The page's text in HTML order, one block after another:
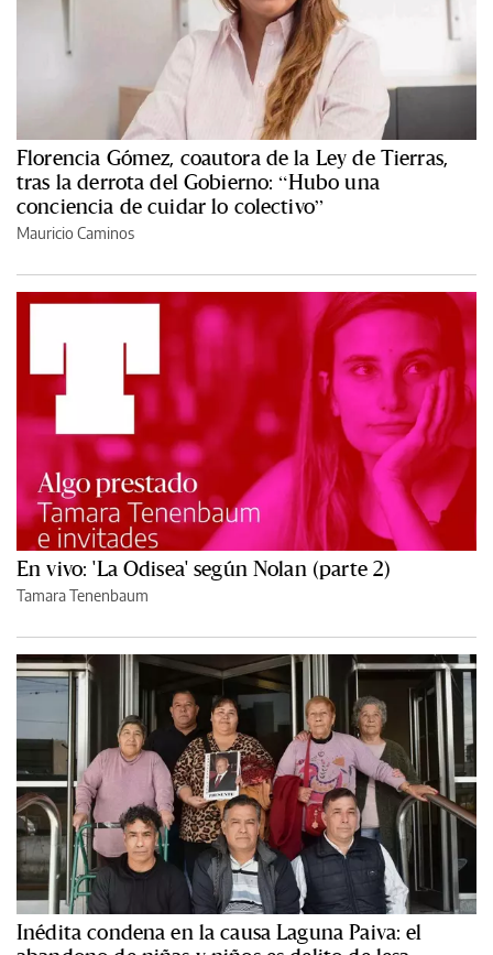
Florencia Gómez, coautora de la Ley de Tierras,
tras la derrota del Gobierno: “Hubo una
conciencia de cuidar lo colectivo”
Mauricio Caminos
En vivo: 'La Odisea' según Nolan (parte 2)
Tamara Tenenbaum
Inédita condena en la causa Laguna Paiva: el